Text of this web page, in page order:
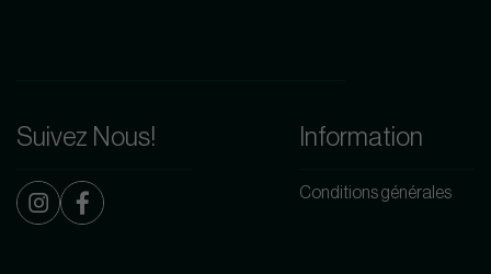
Suivez Nous! Information
Conditions générales